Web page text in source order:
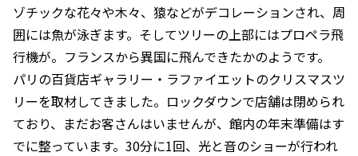
ゾチックな花々や木々、猿などがデコレーションされ、周
囲には魚が泳ぎます。そしてツリーの上部にはプロペラ飛
行機が。フランスから異国に飛んできたかのようです。
パリの百貨店ギャラリー・ラファイエットのクリスマスツ
リーを取材してきました。ロックダウンで店舗は閉められ
ており、まだお客さんはいませんが、館内の年末準備はす
でに整っています。30分に1回、光と音のショーが行われ